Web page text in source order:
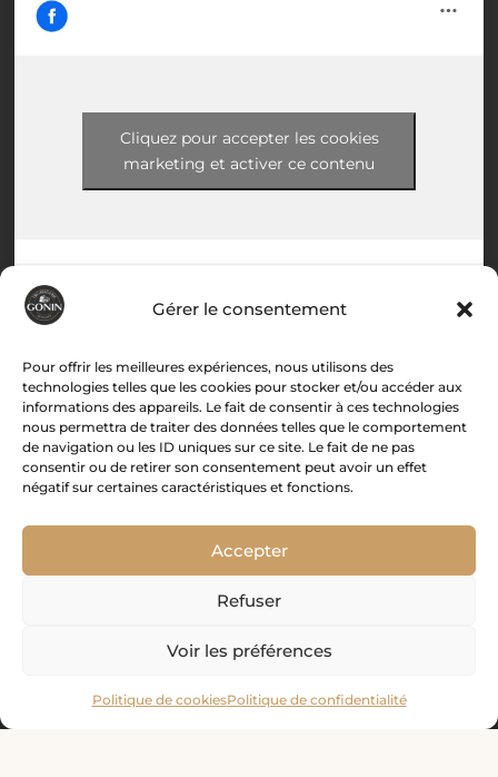
Gérer le consentement
Pour offrir les meilleures expériences, nous utilisons des
technologies telles que les cookies pour stocker et/ou accéder aux
informations des appareils. Le fait de consentir à ces technologies
nous permettra de traiter des données telles que le comportement
de navigation ou les ID uniques sur ce site. Le fait de ne pas
consentir ou de retirer son consentement peut avoir un effet
négatif sur certaines caractéristiques et fonctions.
Accepter
Refuser
Voir les préférences
Politique de cookiesPolitique de confidentialité
Cliquez pour accepter les cookies
marketing et activer ce contenu
Menu
Accueil
Histoire
Boutique
Recettes
Associations